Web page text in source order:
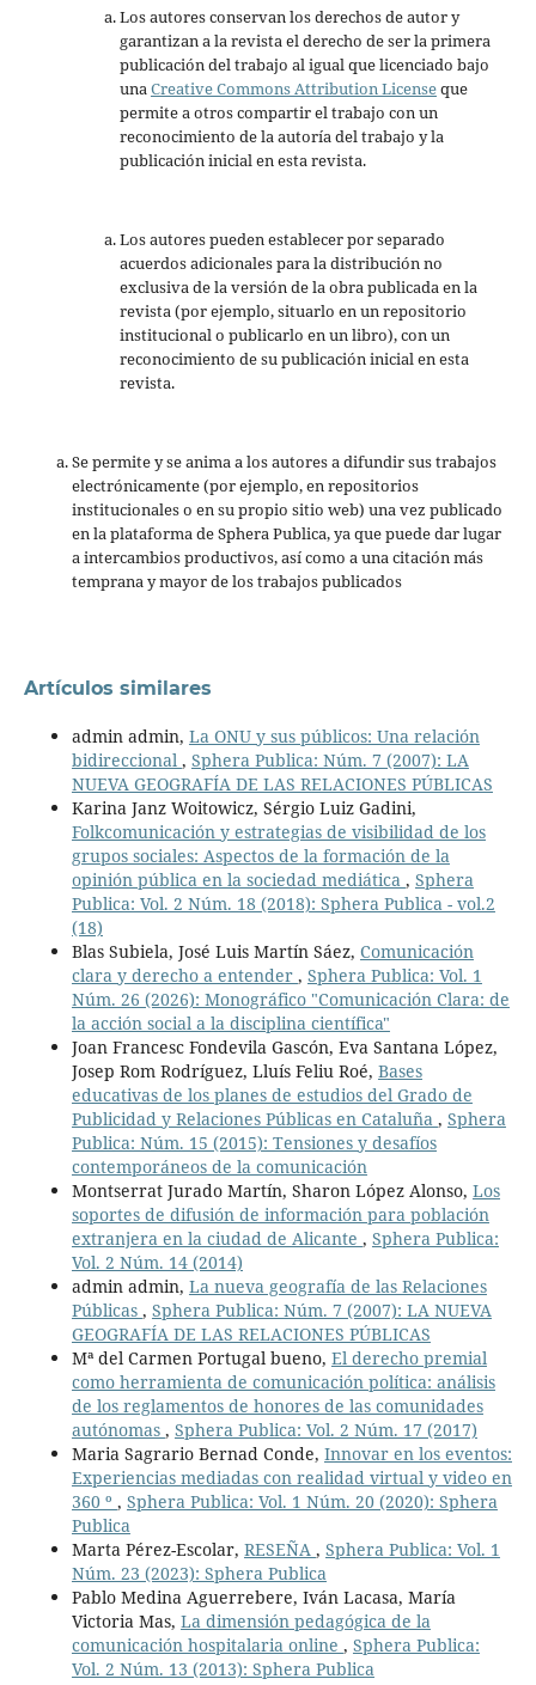
Los autores conservan los derechos de autor y
garantizan a la revista el derecho de ser la primera
publicación del trabajo al igual que licenciado bajo
unaCreative Commons Attribution Licenseque
permite a otros compartir el trabajo con un
reconocimiento de la autoría del trabajo y la
publicación inicial en esta revista.
Los autores pueden establecer por separado
acuerdos adicionales para la distribución no
exclusiva de la versión de la obra publicada en la
revista (por ejemplo, situarlo en un repositorio
institucional o publicarlo en un libro), con un
reconocimiento de su publicación inicial en esta
revista.
Se permite y se anima a los autores a difundir sus trabajos
electrónicamente (por ejemplo, en repositorios
institucionales o en su propio sitio web) una vez publicado
en la plataforma de Sphera Publica, ya que puede dar lugar
a intercambios productivos, así como a una citación más
temprana y mayor de los trabajos publicados
Artículos similares
admin admin, La ONU y sus públicos: Una relación
bidireccional , Sphera Publica: Núm. 7 (2007): LA
NUEVA GEOGRAFÍA DE LAS RELACIONES PÚBLICAS
Karina Janz Woitowicz, Sérgio Luiz Gadini,
Folkcomunicación y estrategias de visibilidad de los
grupos sociales: Aspectos de la formación de la
opinión pública en la sociedad mediática , Sphera
Publica: Vol. 2 Núm. 18 (2018): Sphera Publica - vol.2
(18)
Blas Subiela, José Luis Martín Sáez, Comunicación
clara y derecho a entender , Sphera Publica: Vol. 1
Núm. 26 (2026): Monográfico "Comunicación Clara: de
la acción social a la disciplina científica"
Joan Francesc Fondevila Gascón, Eva Santana López,
Josep Rom Rodríguez, Lluís Feliu Roé, Bases
educativas de los planes de estudios del Grado de
Publicidad y Relaciones Públicas en Cataluña , Sphera
Publica: Núm. 15 (2015): Tensiones y desafíos
contemporáneos de la comunicación
Montserrat Jurado Martín, Sharon López Alonso, Los
soportes de difusión de información para población
extranjera en la ciudad de Alicante , Sphera Publica:
Vol. 2 Núm. 14 (2014)
admin admin, La nueva geografía de las Relaciones
Públicas , Sphera Publica: Núm. 7 (2007): LA NUEVA
GEOGRAFÍA DE LAS RELACIONES PÚBLICAS
Mª del Carmen Portugal bueno, El derecho premial
como herramienta de comunicación política: análisis
de los reglamentos de honores de las comunidades
autónomas , Sphera Publica: Vol. 2 Núm. 17 (2017)
Maria Sagrario Bernad Conde, Innovar en los eventos:
Experiencias mediadas con realidad virtual y video en
360 º , Sphera Publica: Vol. 1 Núm. 20 (2020): Sphera
Publica
Marta Pérez-Escolar, RESEÑA , Sphera Publica: Vol. 1
Núm. 23 (2023): Sphera Publica
Pablo Medina Aguerrebere, Iván Lacasa, María
Victoria Mas, La dimensión pedagógica de la
comunicación hospitalaria online , Sphera Publica:
Vol. 2 Núm. 13 (2013): Sphera Publica